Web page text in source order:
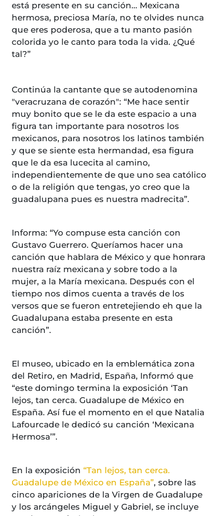
está presente en su canción... Mexicana
hermosa, preciosa María, no te olvides nunca
que eres poderosa, que a tu manto pasión
colorida yo le canto para toda la vida. ¿Qué
tal?”
Continúa la cantante que se autodenomina
"veracruzana de corazón": “Me hace sentir
muy bonito que se le da este espacio a una
figura tan importante para nosotros los
mexicanos, para nosotros los latinos también
y que se siente esta hermandad, esa figura
que le da esa lucecita al camino,
independientemente de que uno sea católico
o de la religión que tengas, yo creo que la
guadalupana pues es nuestra madrecita”.
Informa: “Yo compuse esta canción con
Gustavo Guerrero. Queríamos hacer una
canción que hablara de México y que honrara
nuestra raíz mexicana y sobre todo a la
mujer, a la María mexicana. Después con el
tiempo nos dimos cuenta a través de los
versos que se fueron entretejiendo eh que la
Guadalupana estaba presente en esta
canción”.
El museo, ubicado en la emblemática zona
del Retiro, en Madrid, España, Informó que
“este domingo termina la exposición ‘Tan
lejos, tan cerca. Guadalupe de México en
España. Así fue el momento en el que Natalia
Lafourcade le dedicó su canción ‘Mexicana
Hermosa’”.
En la exposición “Tan lejos, tan cerca.
Guadalupe de México en España”, sobre las
cinco apariciones de la Virgen de Guadalupe
y los arcángeles Miguel y Gabriel, se incluye